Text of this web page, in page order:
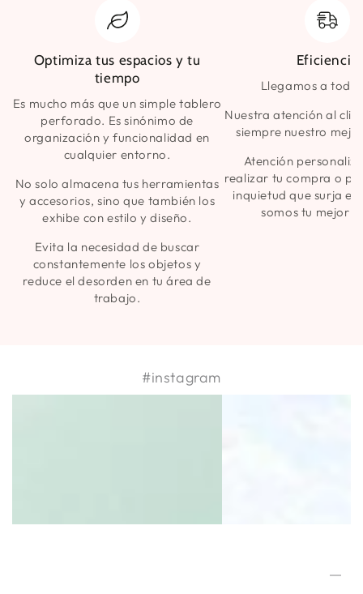
Optimiza tus espacios y tu
tiempo
Es mucho más que un simple tablero
perforado. Es sinónimo de
organización y funcionalidad en
cualquier entorno.
No solo almacena tus herramientas
y accesorios, sino que también los
exhibe con estilo y diseño.
Evita la necesidad de buscar
constantemente los objetos y
reduce el desorden en tu área de
trabajo.
Eficiencia
Llegamos a todo
Nuestra atención al
siempre nuestro
Atención
realizar tu compra o
inquietud que surja
somos tu mejor
#instagram